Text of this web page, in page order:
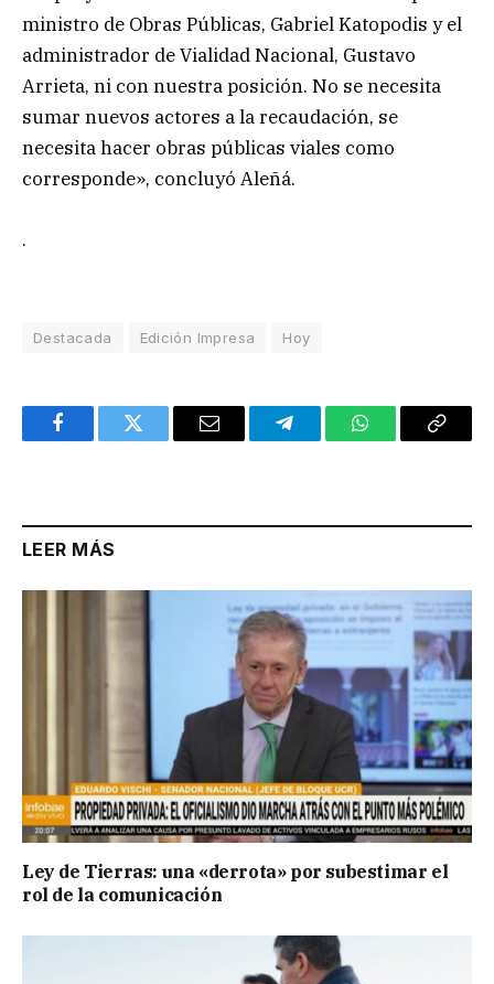
ministro de Obras Públicas, Gabriel Katopodis y el
administrador de Vialidad Nacional, Gustavo
Arrieta, ni con nuestra posición. No se necesita
sumar nuevos actores a la recaudación, se
necesita hacer obras públicas viales como
corresponde», concluyó Aleñá.
.
Destacada Edición Impresa Hoy
FacebookTwitter Email TelegramWhatsAppCopy
LEER MÁS
Ley de Tierras: una «derrota» por subestimar el
rol de la comunicación